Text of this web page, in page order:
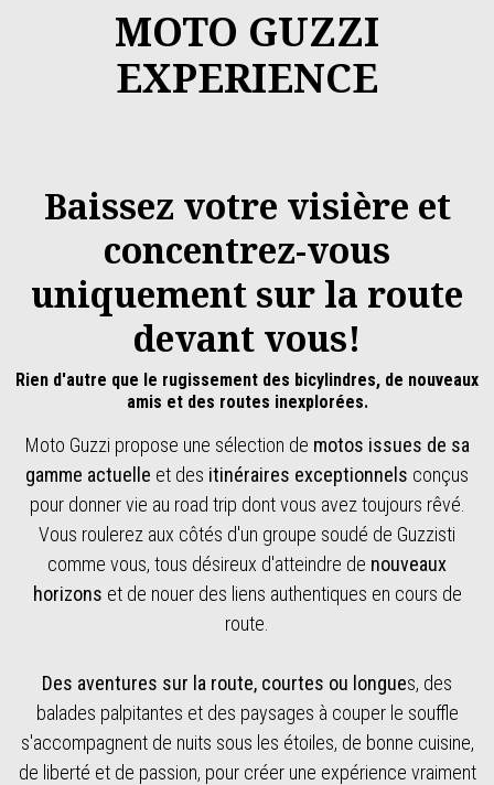
MOTO GUZZI
EXPERIENCE
Baissez votre visière et
concentrez-vous
uniquement sur la route
devant vous!
Rien d'autre que le rugissement des bicylindres, de nouveaux
amis et des routes inexplorées.
Moto Guzzi propose une sélection de motos issues de sa
gamme actuelle et des itinéraires exceptionnels conçus
pour donner vie au road trip dont vous avez toujours rêvé.
Vous roulerez aux côtés d'un groupe soudé de Guzzisti
comme vous, tous désireux d'atteindre de nouveaux
horizons et de nouer des liens authentiques en cours de
route.
Des aventures sur la route, courtes ou longues, des
balades palpitantes et des paysages à couper le souffle
s'accompagnent de nuits sous les étoiles, de bonne cuisine,
de liberté et de passion, pour créer une expérience vraiment